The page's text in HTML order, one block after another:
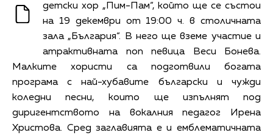
детски хор „Пим-Пам“, който ще се състои
на 19 декември от 19:00 ч. в столичната
зала „България“. В него ще вземе участие и
атрактивната поп певица Веси Бонева.
Малките хористи са подготвили богата
програма с най-хубавите български и чужди
коледни песни, които ще изпълнят под
диригентството на вокалния педагог Ирена
Христова. Сред заглавията е и емблематичната